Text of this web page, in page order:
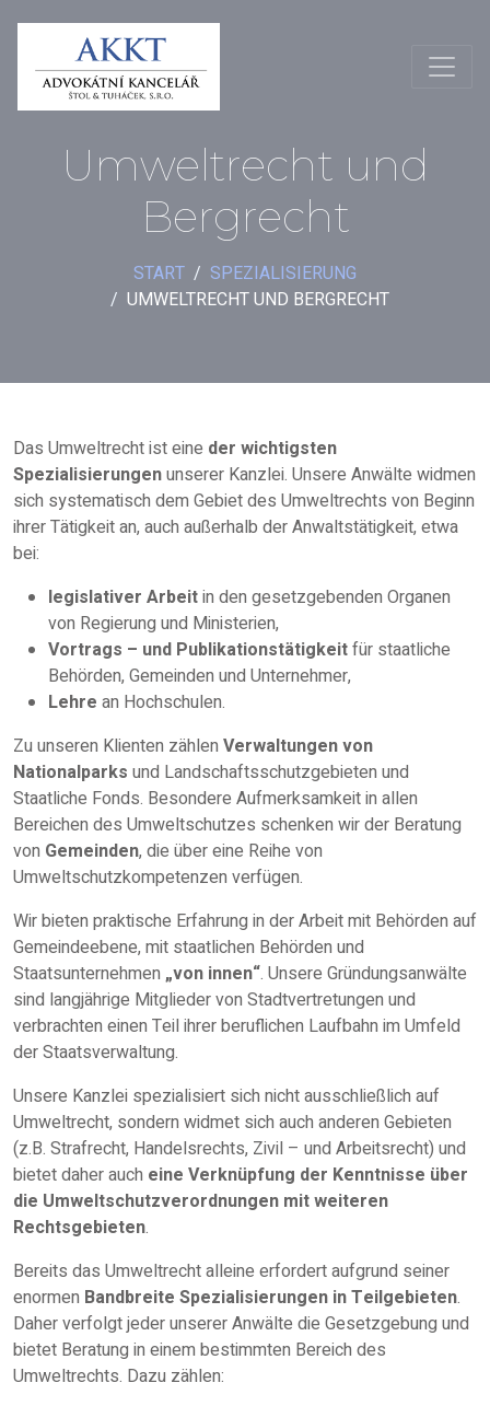
Umweltrecht und
Bergrecht
START
SPEZIALISIERUNG
UMWELTRECHT UND BERGRECHT
Das Umweltrecht ist eine der wichtigsten
Spezialisierungenunserer Kanzlei. Unsere Anwälte widmen
sich systematisch dem Gebiet des Umweltrechts von Beginn
ihrer Tätigkeit an, auch außerhalb der Anwaltstätigkeit, etwa
bei:
legislativer Arbeitin den gesetzgebenden Organen
von Regierung und Ministerien,
Vortrags – und Publikationstätigkeitfür staatliche
Behörden, Gemeinden und Unternehmer,
Lehre an Hochschulen.
Zu unseren Klienten zählen Verwaltungen von
Nationalparks und Landschaftsschutzgebieten und
Staatliche Fonds. Besondere Aufmerksamkeit in allen
Bereichen des Umweltschutzes schenken wir der Beratung
von Gemeinden, die über eine Reihe von
Umweltschutzkompetenzen verfügen.
Wir bieten praktische Erfahrung in der Arbeit mit Behörden auf
Gemeindeebene, mit staatlichen Behörden und
Staatsunternehmen „von innen“. Unsere Gründungsanwälte
sind langjährige Mitglieder von Stadtvertretungen und
verbrachten einen Teil ihrer beruflichen Laufbahn im Umfeld
der Staatsverwaltung.
Unsere Kanzlei spezialisiert sich nicht ausschließlich auf
Umweltrecht, sondern widmet sich auch anderen Gebieten
(z.B. Strafrecht, Handelsrechts, Zivil – und Arbeitsrecht) und
bietet daher auch eine Verknüpfung der Kenntnisse über
die Umweltschutzverordnungen mit weiteren
Rechtsgebieten.
Bereits das Umweltrecht alleine erfordert aufgrund seiner
enormen Bandbreite Spezialisierungen in Teilgebieten.
Daher verfolgt jeder unserer Anwälte die Gesetzgebung und
bietet Beratung in einem bestimmten Bereich des
Umweltrechts. Dazu zählen: